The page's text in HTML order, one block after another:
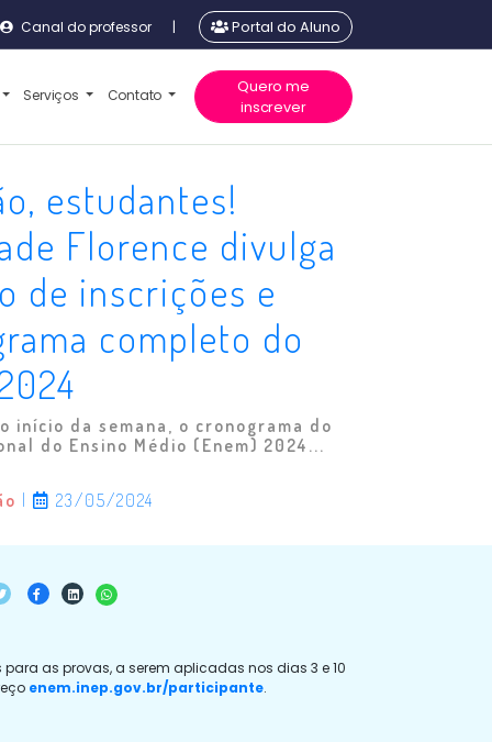
Canal do professor | Portal do Aluno
Serviços Contato
Quero me
inscrever
estudantes!
Florence divulga
de inscrições e
completo do
início da semana, o cronograma do
do Ensino Médio (Enem) 2024...
23/05/2024
as provas, a serem aplicadas nos dias 3 e 10
enem.inep.gov.br/participante.